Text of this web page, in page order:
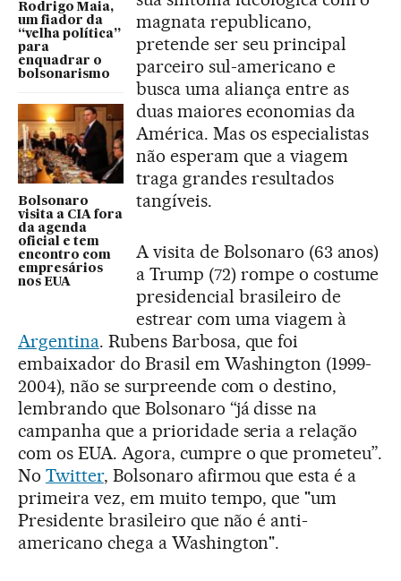
Rodrigo Maia,
um fiador da
“velha política”
para
enquadrar o
bolsonarismo
Bolsonaro
visita a CIA fora
da agenda
oficial e tem
encontro com
empresários
nos EUA
magnata republicano,
pretende ser seu principal
parceiro sul-americano e
busca uma aliança entre as
duas maiores economias da
América. Mas os especialistas
não esperam que a viagem
traga grandes resultados
tangíveis.
A visita de Bolsonaro (63 anos)
a Trump (72) rompe o costume
presidencial brasileiro de
estrear com uma viagem à
Argentina. Rubens Barbosa, que foi
embaixador do Brasil em Washington (1999-
2004), não se surpreende com o destino,
lembrando que Bolsonaro “já disse na
campanha que a prioridade seria a relação
com os EUA. Agora, cumpre o que prometeu”.
No Twitter, Bolsonaro afirmou que esta é a
primeira vez, em muito tempo, que "um
Presidente brasileiro que não é anti-
americano chega a Washington".